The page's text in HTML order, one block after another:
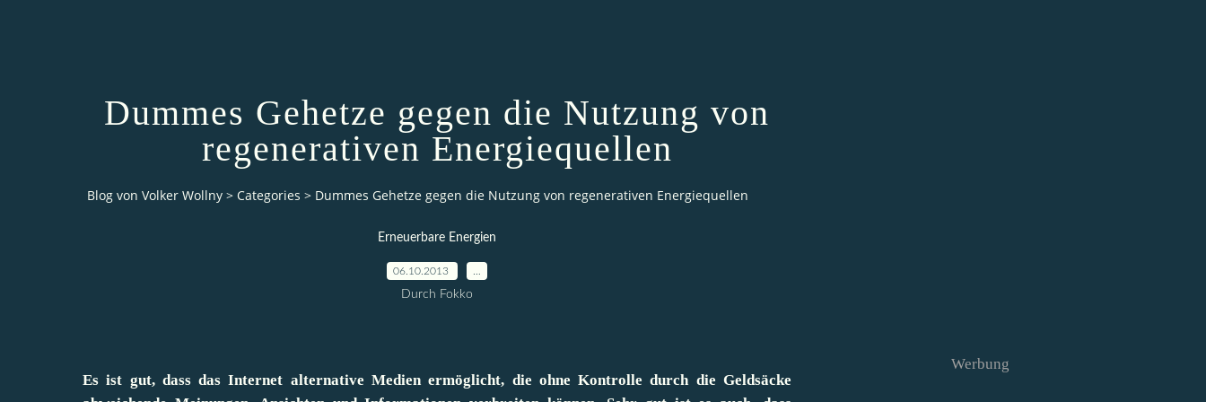
Dummes Gehetze gegen die Nutzung von
regenerativen Energiequellen
Blog von Volker Wollny > Categories > Dummes Gehetze gegen die Nutzung von regenerativen Energiequellen
Erneuerbare Energien
06.10.2013
Durch Fokko
Es ist gut, dass das Internet alternative Medien ermöglicht, die ohne Kontrolle durch die Geldsäcke
Werbung